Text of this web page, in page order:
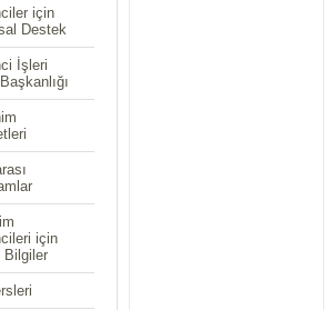
için
Destek
İşleri
için
Bilgiler